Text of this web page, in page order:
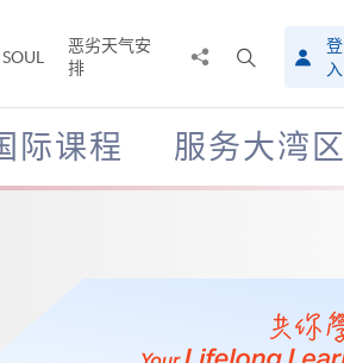
SOUL
恶劣天气安
排
搜
寻
介
面
登
入
际课程 服务大湾区